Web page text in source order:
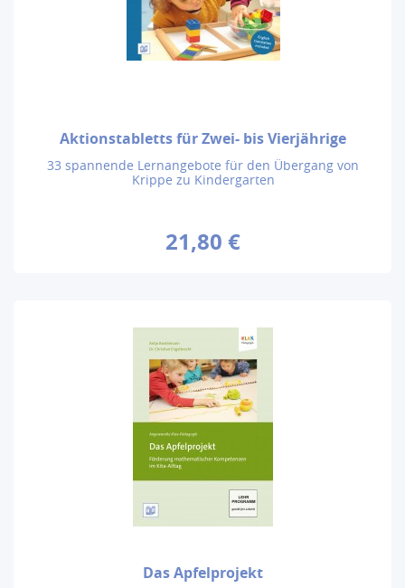
Aktionstabletts für Zwei- bis Vierjährige
33 spannende Lernangebote für den Übergang von
Krippe zu Kindergarten
21,80 €
Das Apfelprojekt